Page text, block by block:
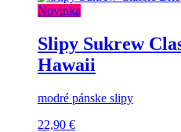
Novinka
Slipy Sukrew
Hawaii
modré pánske slipy
22,90 €